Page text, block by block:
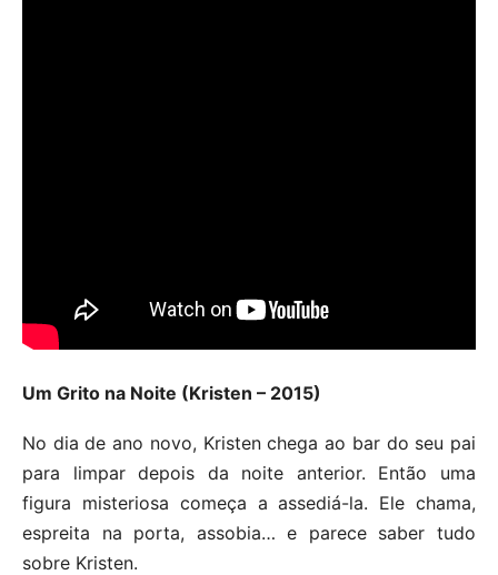
Um Grito na Noite (Kristen – 2015)
No dia de ano novo, Kristen chega ao bar do seu pai
para limpar depois da noite anterior. Então uma
figura misteriosa começa a assediá-la. Ele chama,
espreita na porta, assobia… e parece saber tudo
sobre Kristen.